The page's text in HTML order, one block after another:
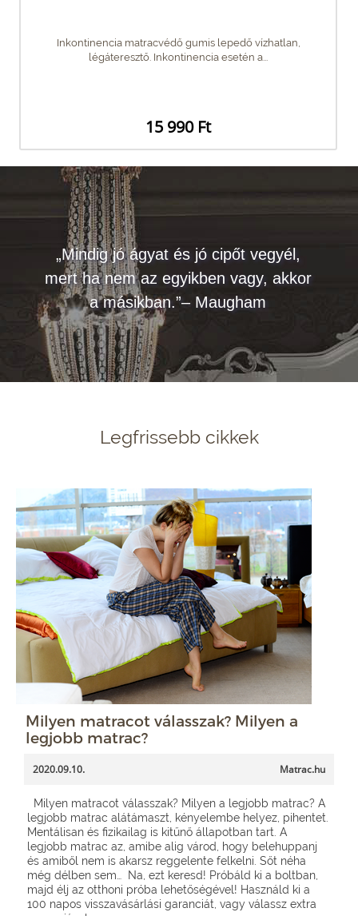
Inkontinencia matracvédő gumis lepedő vízhatlan,
légáteresztő. Inkontinencia esetén a...
15 990 Ft
„Mindig jó ágyat és jó cipőt vegyél,
mert ha nem az egyikben vagy, akkor
a másikban.”– Maugham
Legfrissebb cikkek
Milyen matracot válasszak? Milyen a
legjobb matrac?
2020.09.10. Matrac.hu
Milyen matracot válasszak? Milyen a legjobb matrac? A
legjobb matrac alátámaszt, kényelembe helyez, pihentet.
Mentálisan és fizikailag is kitűnő állapotban tart. A
legjobb matrac az, amibe alig várod, hogy belehuppanj
és amiből nem is akarsz reggelente felkelni. Sőt néha
még délben sem… Na, ezt keresd! Próbáld ki a boltban,
majd élj az otthoni próba lehetőségével! Használd ki a
100 napos visszavásárlási garanciát, vagy válassz extra